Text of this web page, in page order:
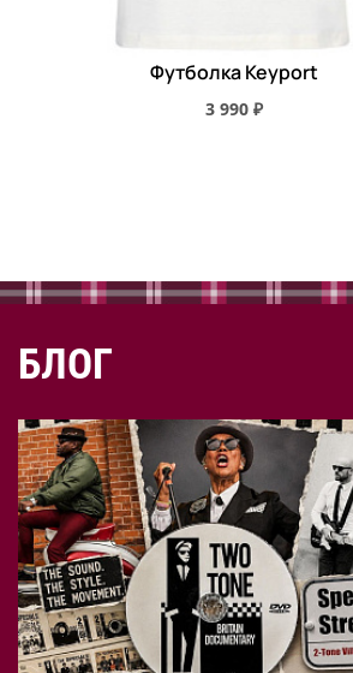
Футболка Keyport
3 990 ₽
БЛОГ